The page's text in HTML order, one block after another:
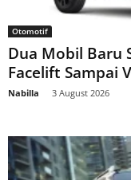
Otomotif
Dua Mobil Baru
Facelift Sampai
Nabilla 3 August 2026